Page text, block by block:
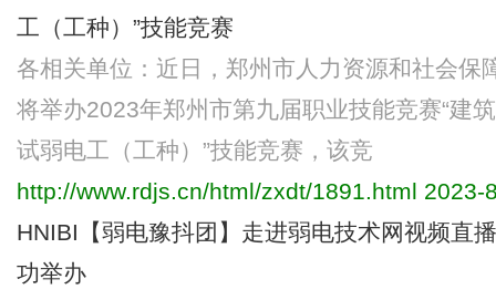
工（工种）”技能竞赛
各相关单位：近日，郑州市人力资源和社会保
将举办2023年郑州市第九届职业技能竞赛“建
试弱电工（工种）”技能竞赛，该竞
http://www.rdjs.cn/html/zxdt/1891.html 2023-
HNIBI【弱电豫抖团】走进弱电技术网视频直
功举办